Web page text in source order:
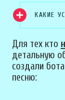
КАКИЕ
Для тех кто
детальную
создали
песню: